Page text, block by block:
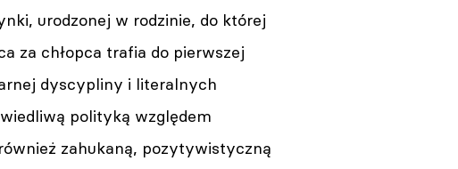
urodzonej w rodzinie, do której
za chłopca trafia do pierwszej
dyscypliny i literalnych
polityką względem
zahukaną, pozytywistyczną